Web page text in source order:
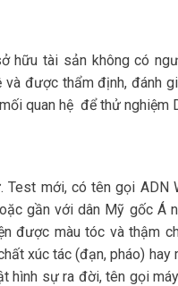
hữu tài sản không có
và được thẩm định, đánh
quan hệ để thử nghiệm
Test mới, có tên gọi ADN
gần với dân Mỹ gốc Á
được màu tóc và thậm
xúc tác (đạn, pháo) hay
hình sự ra đời, tên gọi